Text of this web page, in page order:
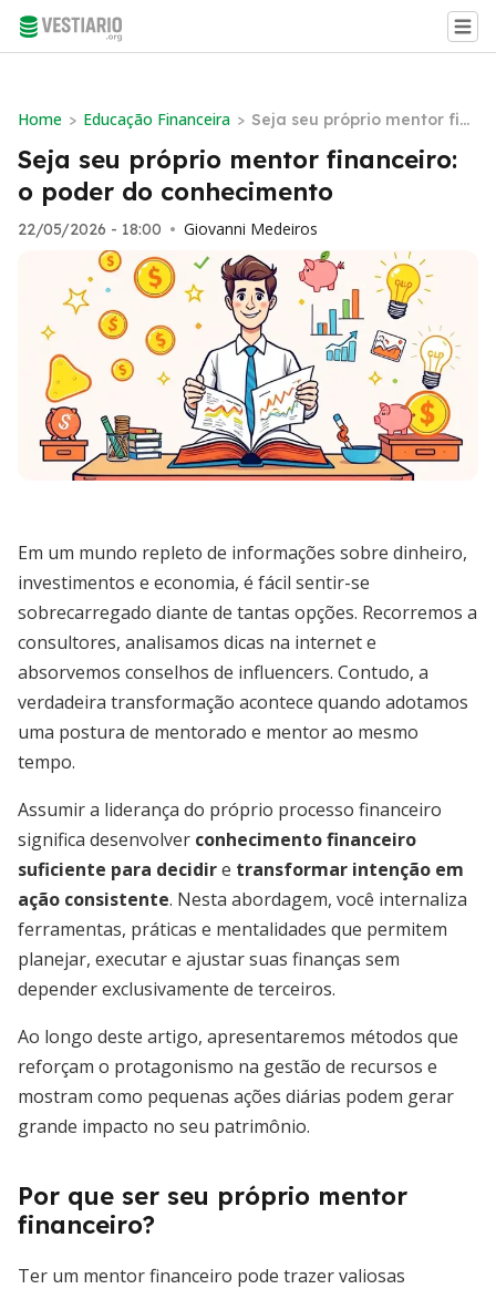
Home > Educação Financeira > Seja seu próprio mentor fin
anceiro: o poder do conheci
mento
Seja seu próprio mentor financeiro:
o poder do conhecimento
22/05/2026 - 18:00 • Giovanni Medeiros
Em um mundo repleto de informações sobre dinheiro,
investimentos e economia, é fácil sentir-se
sobrecarregado diante de tantas opções. Recorremos a
consultores, analisamos dicas na internet e
absorvemos conselhos de influencers. Contudo, a
verdadeira transformação acontece quando adotamos
uma postura de mentorado e mentor ao mesmo
tempo.
Assumir a liderança do próprio processo financeiro
significa desenvolver conhecimento financeiro
suficiente para decidire transformar intenção em
ação consistente. Nesta abordagem, você internaliza
ferramentas, práticas e mentalidades que permitem
planejar, executar e ajustar suas finanças sem
depender exclusivamente de terceiros.
Ao longo deste artigo, apresentaremos métodos que
reforçam o protagonismo na gestão de recursos e
mostram como pequenas ações diárias podem gerar
grande impacto no seu patrimônio.
Por que ser seu próprio mentor
financeiro?
Ter um mentor financeiro pode trazer valiosas